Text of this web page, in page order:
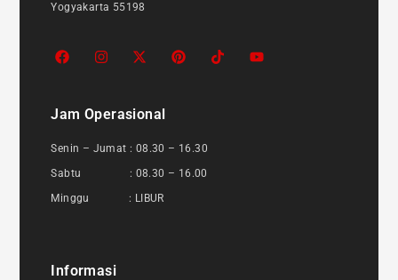
Yogyakarta 55198
Jam Operasional
Senin – Jumat : 08.30 – 16.30
Sabtu : 08.30 – 16.00
Minggu : LIBUR
Informasi